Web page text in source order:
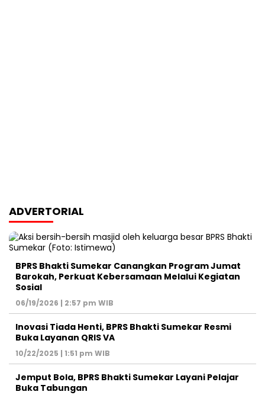
ADVERTORIAL
BPRS Bhakti Sumekar Canangkan Program Jumat
Barokah, Perkuat Kebersamaan Melalui Kegiatan
Sosial
06/19/2026 | 2:57 pm WIB
Inovasi Tiada Henti, BPRS Bhakti Sumekar Resmi
Buka Layanan QRIS VA
10/22/2025 | 1:51 pm WIB
Jemput Bola, BPRS Bhakti Sumekar Layani Pelajar
Buka Tabungan